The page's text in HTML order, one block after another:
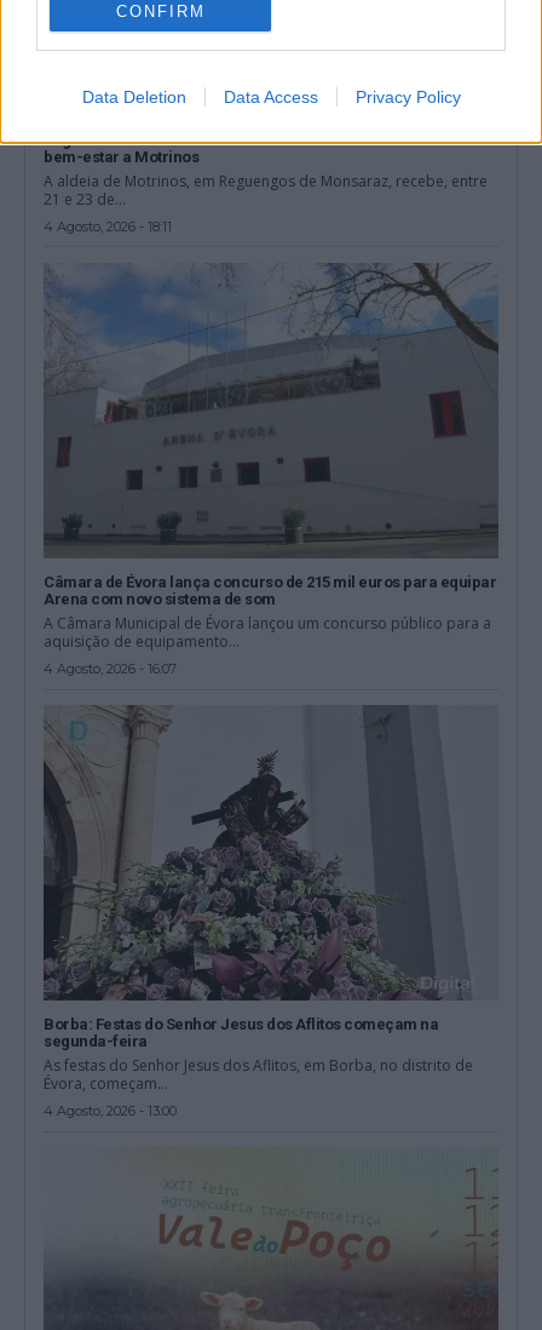
CONFIRM
Data Deletion Data Access Privacy Policy
Reg. de Monsaraz: Guitta Fest 2026 leva três dias de música e
bem-estar a Motrinos
A aldeia de Motrinos, em Reguengos de Monsaraz, recebe, entre
21 e 23 de...
4 Agosto, 2026 - 18:11
Câmara de Évora lança concurso de 215 mil euros para equipar
Arena com novo sistema de som
A Câmara Municipal de Évora lançou um concurso público para a
aquisição de equipamento...
4 Agosto, 2026 - 16:07
Borba: Festas do Senhor Jesus dos Aflitos começam na
segunda-feira
As festas do Senhor Jesus dos Aflitos, em Borba, no distrito de
Évora, começam...
4 Agosto, 2026 - 13:00